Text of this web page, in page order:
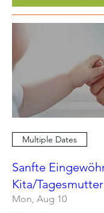
Multiple Dates
Sanfte
Kita/Tagesmutter
Mon, Aug 10